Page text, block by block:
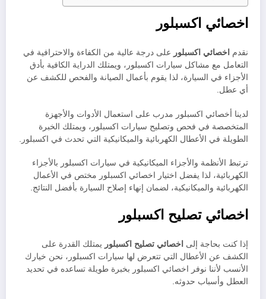
اخصائي اكسبلور
نقدم اخصائي اكسبلور على درجة عالية من الكفاءة والاحترافية في
التعامل مع مشاكل سيارات اكسبلور، ويمتلك الدراية الكافية بأدق
الأجزاء في السيارة، لذا يقوم بأعمال الصيانة والفحص للكشف عن
أي عطل.
لدينا أخصائي اكسبلور مدرب على استعمال الأدوات والأجهزة
المتخصصة في فحص وتصليح سيارات اكسبلور، ويمتلك الخبرة
الطويلة في الأعطال الكهربائية والميكانيكية التي تحدث في اكسبلور.
ترتبط الأنظمة والأجزاء الميكانيكية في سيارات اكسبلور بالأجزاء
الكهربائية، لذا يفضل اختيار اخصائي اكسبلور مختص في الأعمال
الكهربائية والميكانيكية، لضمان إنهاء إصلاح السيارة بأفضل النتائج.
اخصائي تصليح اكسبلور
إذا كنت بحاجة إلى اخصائي تصليح اكسبلور يمتلك القدرة على
الكشف عن الأعطال التي تتعرض لها سيارات اكسبلور، نحن خيارك
الأنسب لأننا نوفر اخصائي اكسبلور بخبرة طويلة تساعده في تحديد
العطل وأسباب حدوثه.